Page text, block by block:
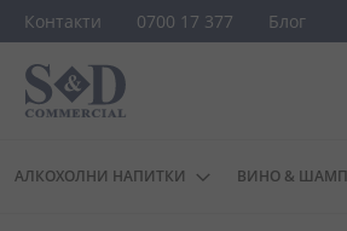
Контакти 0700 17 377 Блог
АЛКОХОЛНИ НАПИТКИ ВИНО &